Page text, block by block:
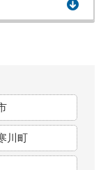
川町